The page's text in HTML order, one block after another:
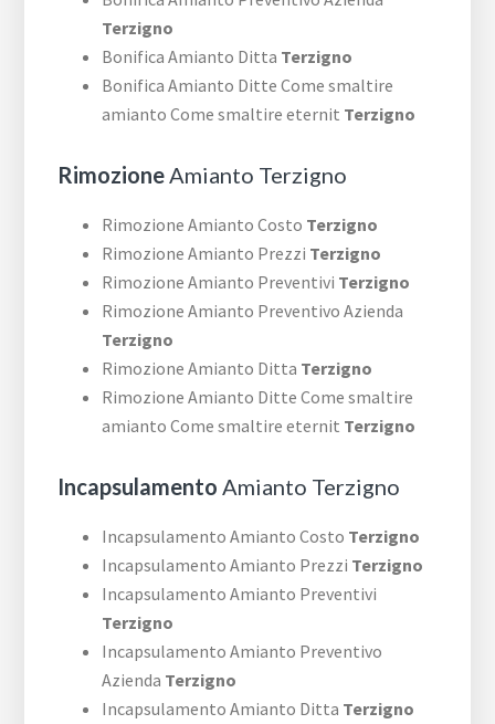
Terzigno
Bonifica Amianto Ditta Terzigno
Bonifica Amianto Ditte Come smaltire
amianto Come smaltire eternit Terzigno
Rimozione Amianto Terzigno
Rimozione Amianto Costo Terzigno
Rimozione Amianto Prezzi Terzigno
Rimozione Amianto Preventivi Terzigno
Rimozione Amianto Preventivo Azienda
Terzigno
Rimozione Amianto Ditta Terzigno
Rimozione Amianto Ditte Come smaltire
amianto Come smaltire eternit Terzigno
Incapsulamento Amianto Terzigno
Incapsulamento Amianto Costo Terzigno
Incapsulamento Amianto Prezzi Terzigno
Incapsulamento Amianto Preventivi
Terzigno
Incapsulamento Amianto Preventivo
Azienda Terzigno
Incapsulamento Amianto Ditta Terzigno